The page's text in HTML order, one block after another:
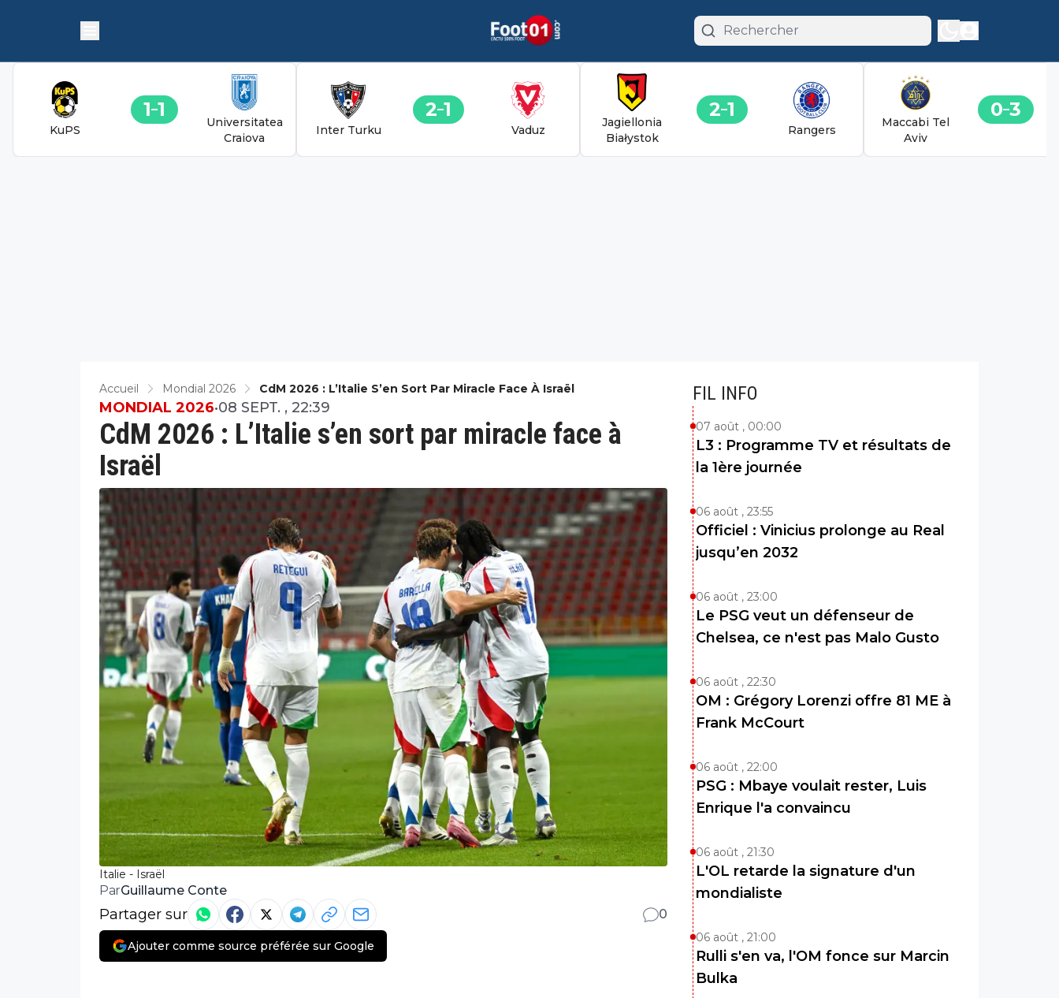
KuPS
1 1
Universitatea
Craiova
Inter Turku
2 1
Vaduz
Jagiellonia
Białystok
2 1
Rangers
Maccabi Tel
Aviv
0 3
Accueil Mondial 2026 CdM 2026 : L’Italie S’en Sort Par Miracle Face À Israël
Italie - Israël
CdM 2026 : L’Italie s’en sort par miracle face à
Israël
MONDIAL 2026•08 SEPT. , 22:39
ParGuillaume Conte
Partager sur 0
Ajouter comme source préférée sur Google
FIL INFO
07 août , 00:00
L3 : Programme TV et résultats de
la 1ère journée
06 août , 23:55
Officiel : Vinicius prolonge au Real
jusqu’en 2032
06 août , 23:00
Le PSG veut un défenseur de
Chelsea, ce n'est pas Malo Gusto
06 août , 22:30
OM : Grégory Lorenzi offre 81 ME à
Frank McCourt
06 août , 22:00
PSG : Mbaye voulait rester, Luis
Enrique l'a convaincu
06 août , 21:30
L'OL retarde la signature d'un
mondialiste
06 août , 21:00
Rulli s'en va, l'OM fonce sur Marcin
Bulka